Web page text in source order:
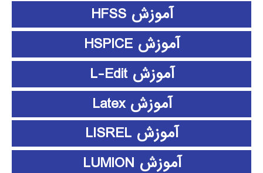
آموزش HFSS
آموزش HSPICE
آموزش L-Edit
آموزش Latex
آموزش LISREL
آموزش LUMION